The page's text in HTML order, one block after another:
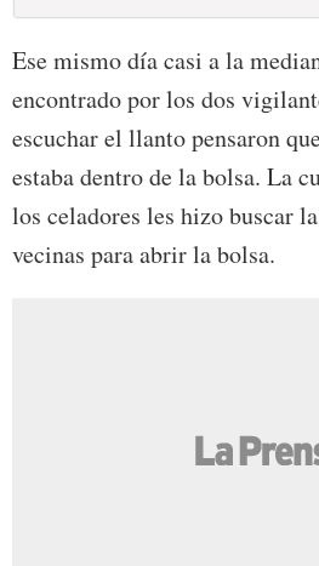
Ese mismo día casi a la
encontrado por los dos
escuchar el llanto pensaron
estaba dentro de la bolsa. La
los celadores les hizo buscar
vecinas para abrir la bolsa.